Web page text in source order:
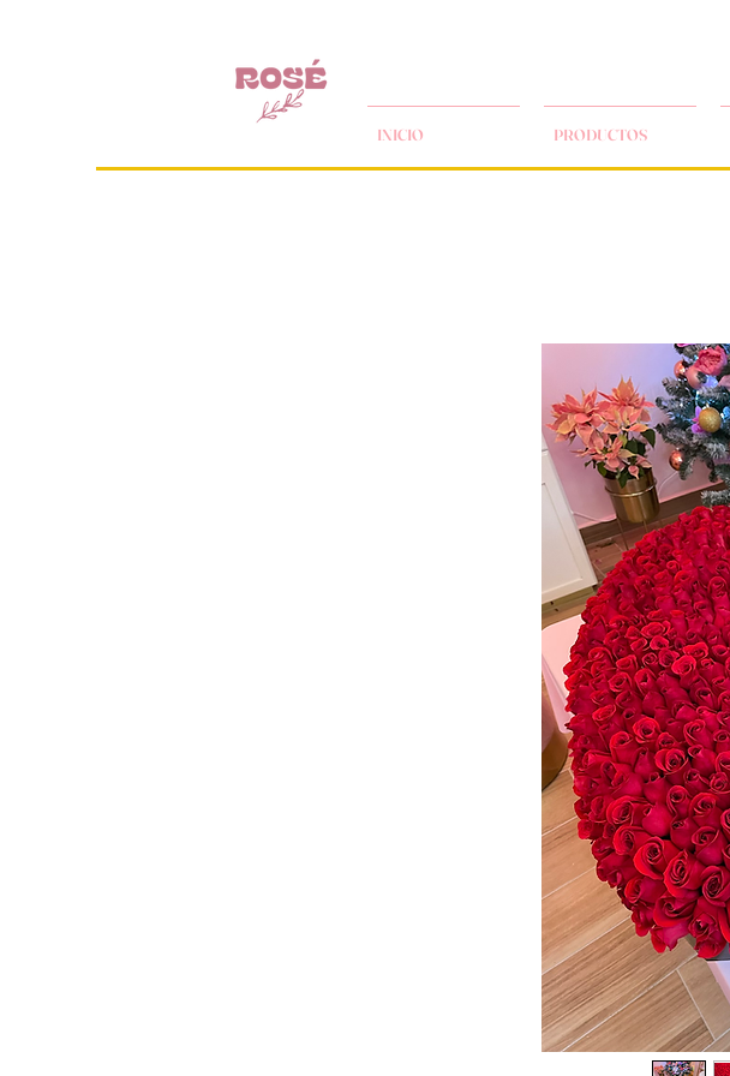
INICIO PRODUCTOS